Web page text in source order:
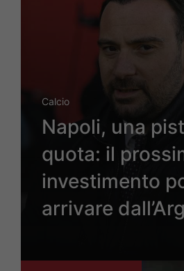
Calcio
Napoli, una
quota: il
investimento
arrivare